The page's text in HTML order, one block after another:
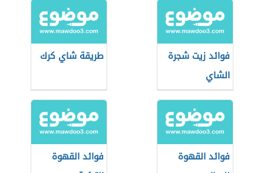
فوائد زيت شجرة
الشاي
طريقة شاي كرك
فوائد القهوة
فوائد القهوة